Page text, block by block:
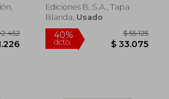
$ 113.252 50%
dcto.
Ediciones B, S.A., Tapa
Blanda, Usado